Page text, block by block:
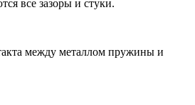
все зазоры и стуки.
между металлом пружины и